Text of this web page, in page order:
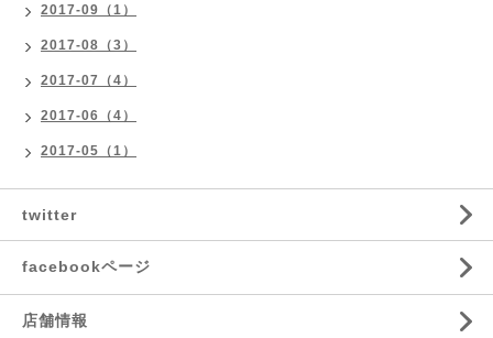
2017-09（1）
2017-08（3）
2017-07（4）
2017-06（4）
2017-05（1）
twitter
facebookページ
店舗情報